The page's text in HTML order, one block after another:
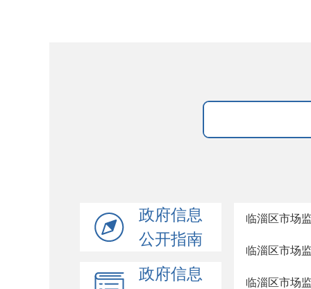
政府信息
公开指南
政府信息
临淄区市场
临淄区市场
临淄区市场